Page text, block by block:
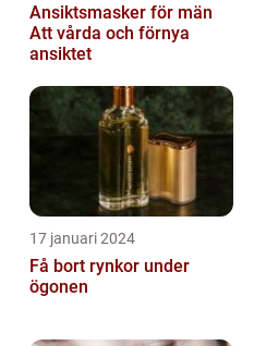
Ansiktsmasker för män
Att vårda och förnya
ansiktet
17 januari 2024
Få bort rynkor under
ögonen